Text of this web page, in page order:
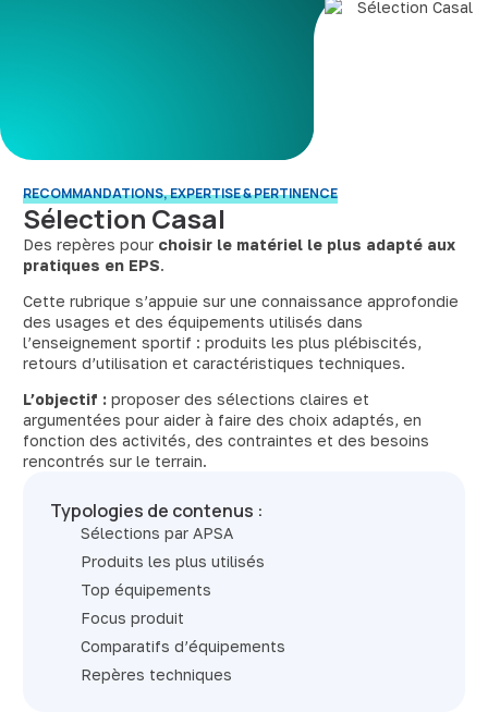
RECOMMANDATIONS, EXPERTISE & PERTINENCE
Sélection Casal
Des repères pour choisir le matériel le plus adapté aux
pratiques en EPS.
Cette rubrique s’appuie sur une connaissance approfondie
des usages et des équipements utilisés dans
l’enseignement sportif : produits les plus plébiscités,
retours d’utilisation et caractéristiques techniques.
L’objectif : proposer des sélections claires et
argumentées pour aider à faire des choix adaptés, en
fonction des activités, des contraintes et des besoins
rencontrés sur le terrain.
Typologies de contenus :
Sélections par APSA
Produits les plus utilisés
Top équipements
Focus produit
Comparatifs d’équipements
Repères techniques